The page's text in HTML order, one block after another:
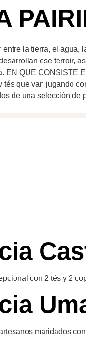
la tierra, el agua,
ese terroir,
EN QUE CONSISTE
que van jugando
de una selección de
con 2 tés y 2
maridados